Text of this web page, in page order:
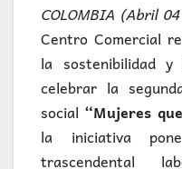
COLOMBIA
Centro Comercial
la sostenibilidad
celebrar la
social “Mujeres
la iniciativa
trascendental